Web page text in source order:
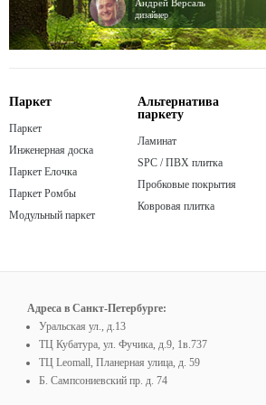
Андрей Версаль
дизайнер
Паркет
Паркет
Инженерная доска
Паркет Елочка
Паркет Ромбы
Модульный паркет
Альтернатива
паркету
Ламинат
SPC / ПВХ плитка
Пробковые покрытия
Ковровая плитка
Адреса в Санкт-Петербурге:
Уральская ул., д.13
ТЦ Кубатура, ул. Фучика, д.9, 1в.737
ТЦ Leomall, Планерная улица, д. 59
Б. Сампсониевский пр. д. 74